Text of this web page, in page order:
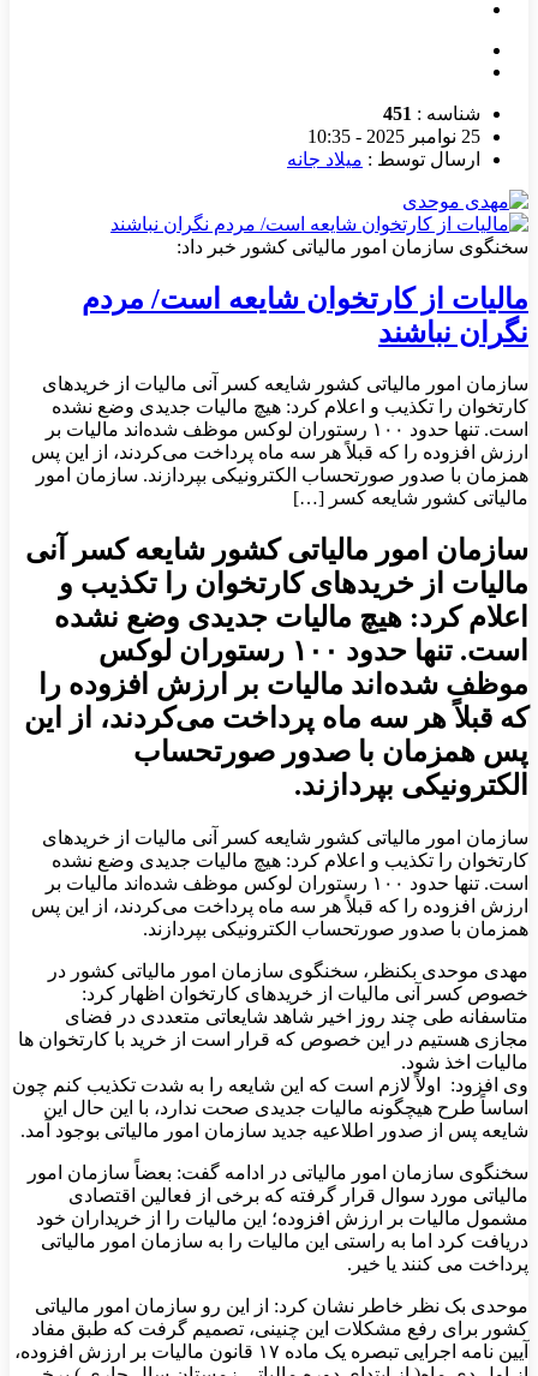
شناسه : 451
25 نوامبر 2025 - 10:35
ارسال توسط : میلاد جانه
سخنگوی سازمان امور مالیاتی کشور خبر داد:
مالیات از کارتخوان شایعه است/ مردم
نگران نباشند
سازمان امور مالیاتی کشور شایعه‌ کسر آنی مالیات از خریدهای
کارتخوان را تکذیب و اعلام کرد: هیچ مالیات جدیدی وضع نشده
است. تنها حدود ۱۰۰ رستوران لوکس موظف شده‌اند مالیات بر
ارزش افزوده را که قبلاً هر سه ماه پرداخت می‌کردند، از این پس
همزمان با صدور صورتحساب الکترونیکی بپردازند. سازمان امور
مالیاتی کشور شایعه‌ کسر […]
سازمان امور مالیاتی کشور شایعه‌ کسر آنی
مالیات از خریدهای کارتخوان را تکذیب و
اعلام کرد: هیچ مالیات جدیدی وضع نشده
است. تنها حدود ۱۰۰ رستوران لوکس
موظف شده‌اند مالیات بر ارزش افزوده را
که قبلاً هر سه ماه پرداخت می‌کردند، از این
پس همزمان با صدور صورتحساب
الکترونیکی بپردازند.
سازمان امور مالیاتی کشور شایعه‌ کسر آنی مالیات از خریدهای
کارتخوان را تکذیب و اعلام کرد: هیچ مالیات جدیدی وضع نشده
است. تنها حدود ۱۰۰ رستوران لوکس موظف شده‌اند مالیات بر
ارزش افزوده را که قبلاً هر سه ماه پرداخت می‌کردند، از این پس
همزمان با صدور صورتحساب الکترونیکی بپردازند.
مهدی موحدی بک‎نظر، سخنگوی سازمان امور مالیاتی کشور در
خصوص کسر آنی مالیات از خریدهای کارتخوان اظهار کرد:
متاسفانه طی چند روز اخیر شاهد شایعاتی متعددی در فضای
مجازی هستیم در این خصوص که قرار است از خرید با کارتخوان ها
مالیات اخذ شود.
وی افزود: اولاً لازم است که این شایعه را به شدت تکذیب کنم چون
اساساً طرح هیچگونه مالیات جدیدی صحت ندارد، با این حال این
شایعه پس از صدور اطلاعیه جدید سازمان امور مالیاتی بوجود آمد.
سخنگوی سازمان امور مالیاتی در ادامه گفت: بعضاً سازمان امور
مالیاتی مورد سوال قرار گرفته که برخی از فعالین اقتصادی
مشمول مالیات بر ارزش افزوده؛ این مالیات را از خریداران خود
دریافت کرد اما به راستی این مالیات را به سازمان امور مالیاتی
پرداخت می کنند یا خیر.
موحدی بک نظر خاطر نشان کرد: از این رو سازمان امور مالیاتی
کشور برای رفع مشکلات این چنینی، تصمیم گرفت که طبق مفاد
آیین نامه اجرایی تبصره یک ماده ۱۷ قانون مالیات بر ارزش افزوده،